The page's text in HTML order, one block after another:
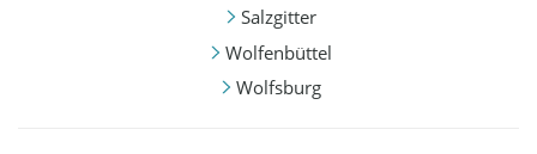
Salzgitter
Wolfenbüttel
Wolfsburg